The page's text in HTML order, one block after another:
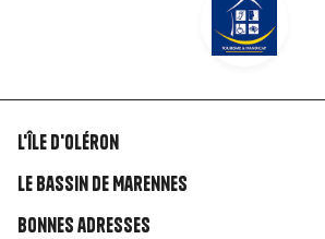
Liens
rubriques
L'île d'Oléron
Le Bassin de Marennes
Bonnes adresses